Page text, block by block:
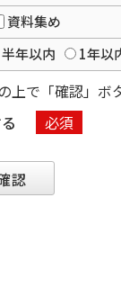
資料集め
半年以内 1年以
上で「確認」ボ
必須